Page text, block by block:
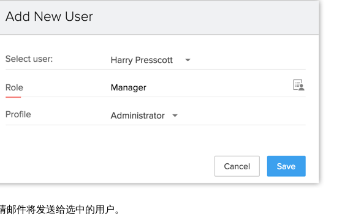
邮件将发送给选中的用户。